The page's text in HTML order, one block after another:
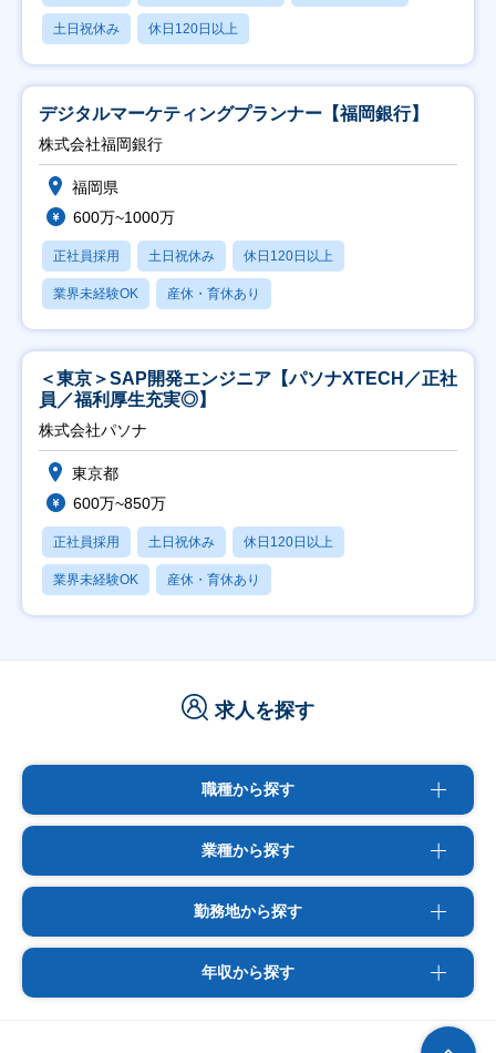
土日祝休み 休日120日以上
デジタルマーケティングプランナー【福岡銀行】
株式会社福岡銀行
福岡県
600万~1000万
正社員採用 土日祝休み 休日120日以上
業界未経験OK 産休・育休あり
＜東京＞SAP開発エンジニア【パソナXTECH／正社
員／福利厚生充実◎】
株式会社パソナ
東京都
600万~850万
正社員採用 土日祝休み 休日120日以上
業界未経験OK 産休・育休あり
求人を探す
職種から探す
業種から探す
勤務地から探す
年収から探す